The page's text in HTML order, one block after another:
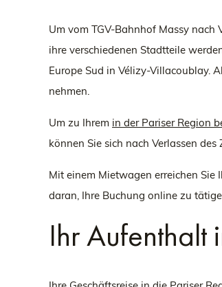
Um vom TGV-Bahnhof Massy
ihre verschiedenen Stadtteile
Europe Sud in Vélizy-Villacoublay.
nehmen.
Um zu Ihrem in der Pariser Region
können Sie sich nach Verlassen
Mit einem Mietwagen erreichen Sie
daran, Ihre Buchung online zu
Ihr